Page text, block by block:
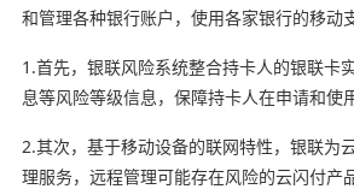
和管理各种银行账户，使用各家银行的移动
1.首先，银联风险系统整合持卡人的银联卡
息等风险等级信息，保障持卡人在申请和使
2.其次，基于移动设备的联网特性，银联为
理服务，远程管理可能存在风险的云闪付产